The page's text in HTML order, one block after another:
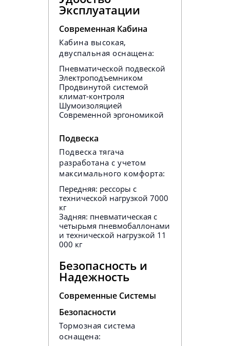
Эксплуатации
Современная Кабина
Кабина высокая,
двуспальная оснащена:
Пневматической подвеской
Электроподъемником
Продвинутой системой
климат-контроля
Шумоизоляцией
Современной эргономикой
Подвеска
Подвеска тягача
разработана с учетом
максимального комфорта:
Передняя: рессоры с
технической нагрузкой 7000
кг
Задняя: пневматическая с
четырьмя пневмобаллонами
и технической нагрузкой 11
000 кг
Безопасность и
Надежность
Современные Системы
Безопасности
Тормозная система
оснащена: